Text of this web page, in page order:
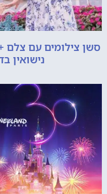
סשן צילומים עם צלם
נישואין